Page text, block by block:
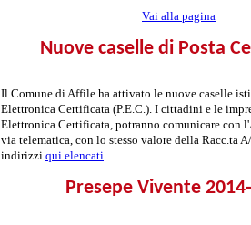
Vai alla pagina
Nuove caselle di Posta
Il Comune di Affile ha attivato le nuove caselle
Elettronica Certificata (P.E.C.). I cittadini e le
Elettronica Certificata, potranno comunicare con
via telematica, con lo stesso valore della Racc.ta
indirizzi qui elencati.
Presepe Vivente